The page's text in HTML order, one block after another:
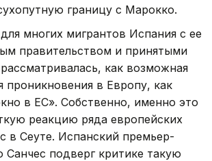
границу с Марокко.
многих мигрантов Испания с ее
правительством и принятыми
как возможная
проникновения в Европу, как
в ЕС». Собственно, именно это
реакцию ряда европейских
в Сеуте. Испанский премьер-
подверг критике такую